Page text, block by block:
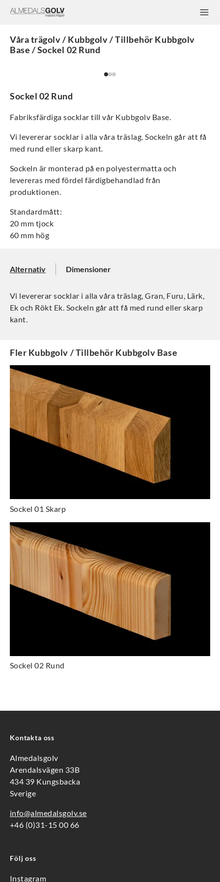
Våra trägolv / Kubbgolv / Tillbehör Kubbgolv
Base / Sockel 02 Rund
Sockel 02 Rund
Fabriksfärdiga socklar till vår Kubbgolv Base.
Vi levererar socklar i alla våra träslag. Sockeln går att få
med rund eller skarp kant.
Sockeln är monterad på en polyestermatta och
levereras med fördel färdigbehandlad från
produktionen.
Standardmått:
20 mm tjock
60 mm hög
Alternativ Dimensioner
Vi levererar socklar i alla våra träslag, Gran, Furu, Lärk,
Ek och Rökt Ek. Sockeln går att få med rund eller skarp
kant.
Fler Kubbgolv / Tillbehör Kubbgolv Base
Sockel 01 Skarp
Sockel 02 Rund
Kontakta oss
Almedalsgolv
Arendalsvägen 33B
434 39 Kungsbacka
Sverige
info@almedalsgolv.se
+46 (0)31-15 00 66
Följ oss
Instagram